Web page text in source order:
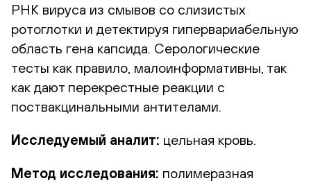
РНК вируса из смывов со слизистых
ротоглотки и детектируя гипервариабельную
область гена капсида. Серологические
тесты как правило, малоинформативны, так
как дают перекрестные реакции с
поствакцинальными антителами.
Исследуемый аналит: цельная кровь.
Метод исследования: полимеразная